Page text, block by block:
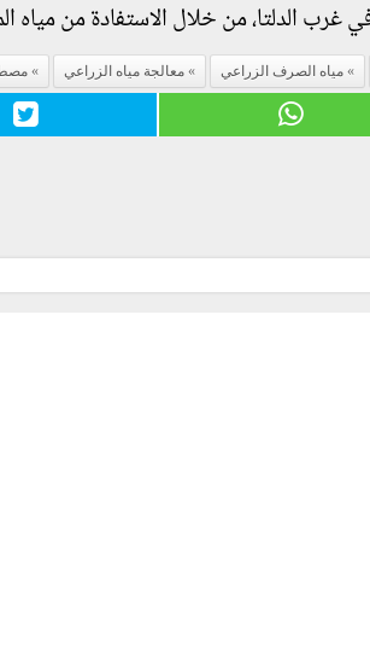
غرب الدلتا، من خلال الاستفادة من مياه
مياه الصرف الزراعي معالجة مياه الزراعي